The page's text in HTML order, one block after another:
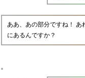
ああ、あの部分ですね！ あ
にあるんですか？